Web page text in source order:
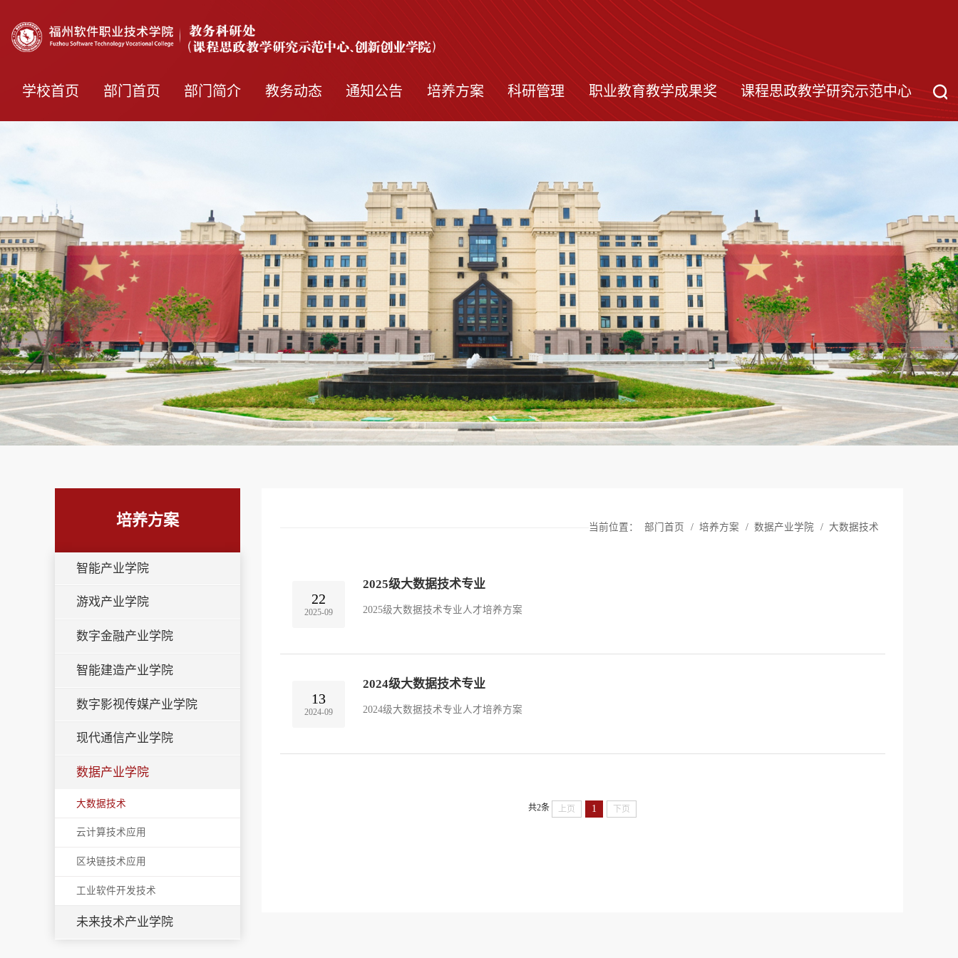
学校首页 部门首页 部门简介 教务动态 通知公告 培养方案 科研管理 职业教育教学成果奖 课程思政教学研究示范中心
培养方案
智能产业学院
游戏产业学院
数字金融产业学院
智能建造产业学院
数字影视传媒产业学院
现代通信产业学院
数据产业学院
大数据技术
云计算技术应用
区块链技术应用
工业软件开发技术
未来技术产业学院
当前位置： 部门首页 / 培养方案 / 数据产业学院 / 大数据技术
22
2025-09
2025级大数据技术专业
2025级大数据技术专业人才培养方案
13
2024-09
2024级大数据技术专业
2024级大数据技术专业人才培养方案
共2条 上页 1 下页